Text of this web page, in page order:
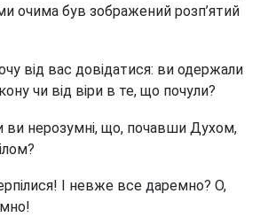
очима був зображений розп’ятий
від вас довідатися: ви одержали
чи від віри в те, що почули?
ви нерозумні, що, почавши Духом,
І невже все даремно? О,